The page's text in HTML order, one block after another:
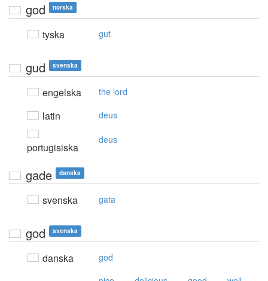
god norska
tyska gut
gud svenska
engelska the lord
latin deus
portugisiska
deus
gade danska
svenska gata
god svenska
danska
god